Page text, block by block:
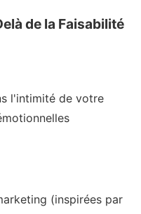
de la Faisabilité
l'intimité de votre
(inspirées par